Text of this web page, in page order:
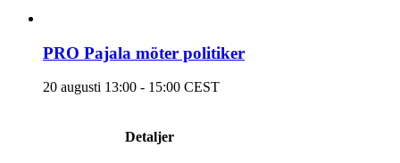
PRO Pajala möter politiker
20 augusti 13:00 - 15:00 CEST
Detaljer